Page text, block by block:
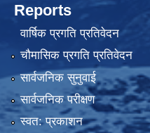
Reports
वार्षिक प्रगति प्रतिवेदन
चौमासिक प्रगति प्रतिवेदन
सार्वजनिक सुनुवाई
सार्वजनिक परीक्षण
स्वत: प्रकाशन